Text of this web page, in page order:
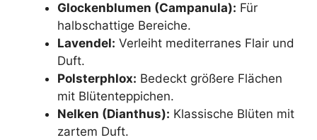
Glockenblumen (Campanula): Für
halbschattige Bereiche.
Lavendel: Verleiht mediterranes Flair und
Duft.
Polsterphlox: Bedeckt größere Flächen
mit Blütenteppichen.
Nelken (Dianthus): Klassische Blüten mit
zartem Duft.